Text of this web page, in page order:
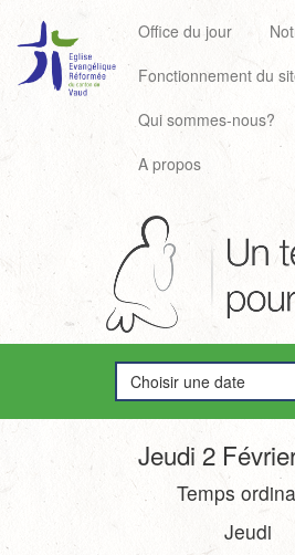
Office du jour
Fonctionnement du
Qui sommes-nous?
A propos
Choisir une date
Jeudi 2
Temps
Jeudi